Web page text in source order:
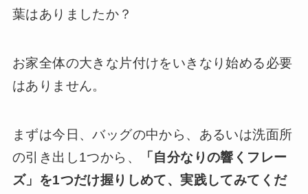
葉はありましたか？
お家全体の大きな片付けをいきなり始める必要
はありません。
まずは今日、バッグの中から、あるいは洗面所
の引き出し1つから、
「自分なりの響くフレー
ズ」を1つだけ握りしめて、実践してみてくだ